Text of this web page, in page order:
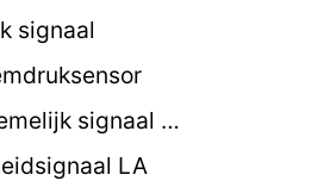
signaal
signaal …
LA